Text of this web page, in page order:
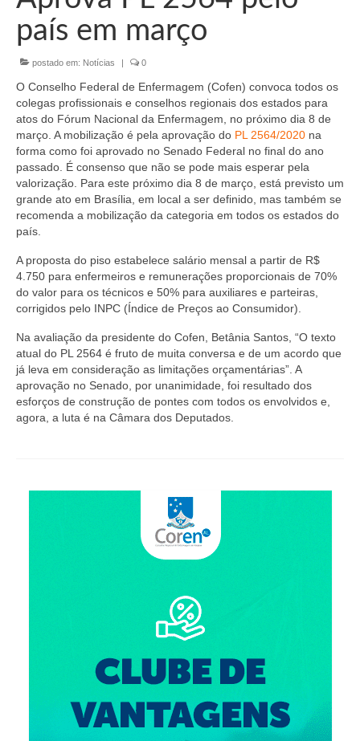
Conselheiros e Diretoria
Câmaras Técnicas
Carta de Serviços ao Cidadão
Governança
Transparência e Prestação de Contas
Eleições
Eleições 2023
Eleições Anteriores
Editais e licitação
Eleições
Legislações
Desagravo Público
Processos Éticos
Suspensão do Exercício Profissional
país em março
postado em: Notícias | 0
O Conselho Federal de Enfermagem (Cofen) convoca todos os
colegas profissionais e conselhos regionais dos estados para
atos do Fórum Nacional da Enfermagem, no próximo dia 8 de
março. A mobilização é pela aprovação do PL 2564/2020 na
forma como foi aprovado no Senado Federal no final do ano
passado. É consenso que não se pode mais esperar pela
valorização. Para este próximo dia 8 de março, está previsto um
grande ato em Brasília, em local a ser definido, mas também se
recomenda a mobilização da categoria em todos os estados do
país.
A proposta do piso estabelece salário mensal a partir de R$
4.750 para enfermeiros e remunerações proporcionais de 70%
do valor para os técnicos e 50% para auxiliares e parteiras,
corrigidos pelo INPC (Índice de Preços ao Consumidor).
Na avaliação da presidente do Cofen, Betânia Santos, “O texto
atual do PL 2564 é fruto de muita conversa e de um acordo que
já leva em consideração as limitações orçamentárias”. A
aprovação no Senado, por unanimidade, foi resultado dos
esforços de construção de pontes com todos os envolvidos e,
agora, a luta é na Câmara dos Deputados.